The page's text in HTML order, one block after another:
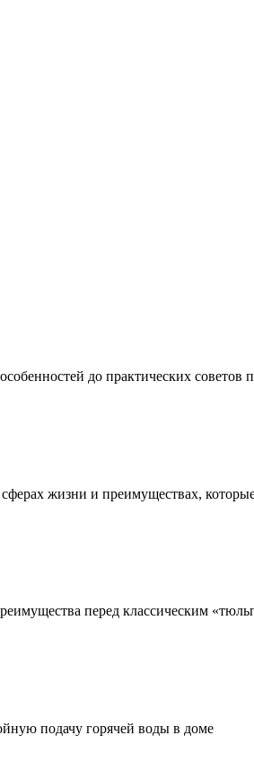
до практических советов
жизни и преимуществах,
перед классическим
подачу горячей воды в доме